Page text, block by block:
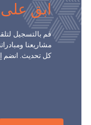
ابق على
قم بالتسجيل
مشاريعنا
كل تحديث. انضم